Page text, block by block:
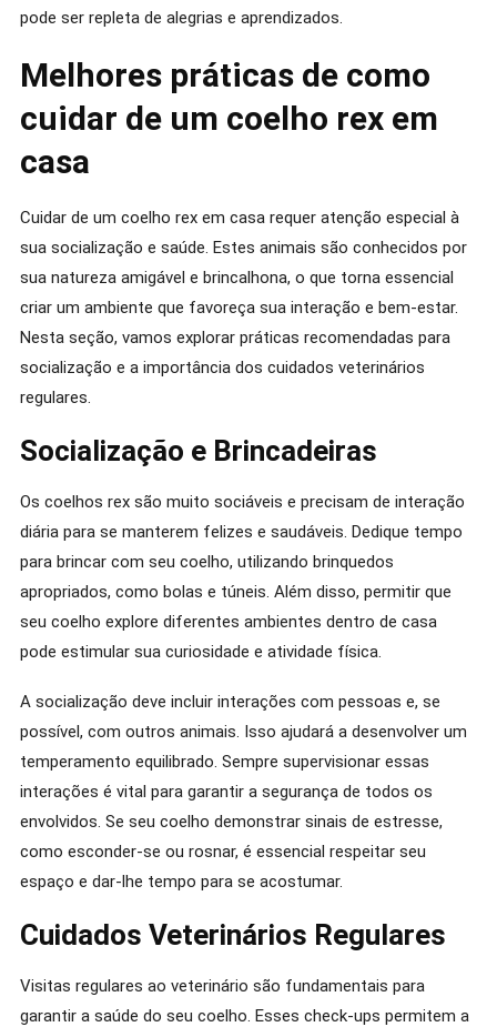
pode ser repleta de alegrias e aprendizados.
Melhores práticas de como
cuidar de um coelho rex em
casa
Cuidar de um coelho rex em casa requer atenção especial à
sua socialização e saúde. Estes animais são conhecidos por
sua natureza amigável e brincalhona, o que torna essencial
criar um ambiente que favoreça sua interação e bem-estar.
Nesta seção, vamos explorar práticas recomendadas para
socialização e a importância dos cuidados veterinários
regulares.
Socialização e Brincadeiras
Os coelhos rex são muito sociáveis e precisam de interação
diária para se manterem felizes e saudáveis. Dedique tempo
para brincar com seu coelho, utilizando brinquedos
apropriados, como bolas e túneis. Além disso, permitir que
seu coelho explore diferentes ambientes dentro de casa
pode estimular sua curiosidade e atividade física.
A socialização deve incluir interações com pessoas e, se
possível, com outros animais. Isso ajudará a desenvolver um
temperamento equilibrado. Sempre supervisionar essas
interações é vital para garantir a segurança de todos os
envolvidos. Se seu coelho demonstrar sinais de estresse,
como esconder-se ou rosnar, é essencial respeitar seu
espaço e dar-lhe tempo para se acostumar.
Cuidados Veterinários Regulares
Visitas regulares ao veterinário são fundamentais para
garantir a saúde do seu coelho. Esses check-ups permitem a